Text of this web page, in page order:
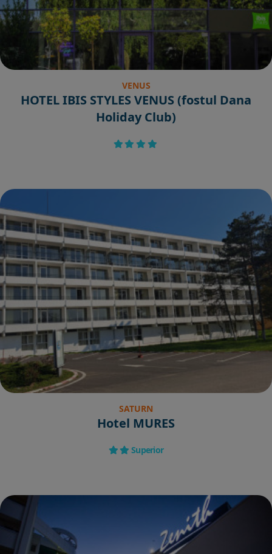
VENUS
HOTEL IBIS STYLES VENUS (fostul Dana
Holiday Club)
SATURN
Hotel MURES
Superior